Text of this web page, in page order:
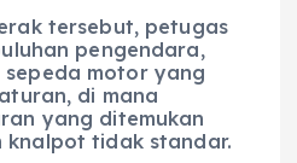
tersebut, petugas
pengendara,
motor yang
di mana
yang ditemukan
knalpot tidak standar.